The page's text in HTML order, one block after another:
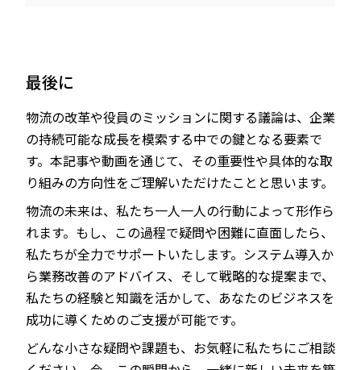
最後に
物流の改革や役員のミッションに関する議論は、企業
の持続可能な成長を模索する中での鍵となる要素で
す。本記事や動画を通じて、その重要性や具体的な取
り組みの方向性をご理解いただけたことと思います。
物流の未来は、私たち一人一人の行動によって形作ら
れます。もし、この過程で疑問や困難に直面したら、
私たちが全力でサポートいたします。システム導入か
ら業務改善のアドバイス、そして戦略的な提案まで、
私たちの経験と知識を活かして、あなたのビジネスを
成功に導くためのご支援が可能です。
どんな小さな疑問や課題も、お気軽に私たちにご相談